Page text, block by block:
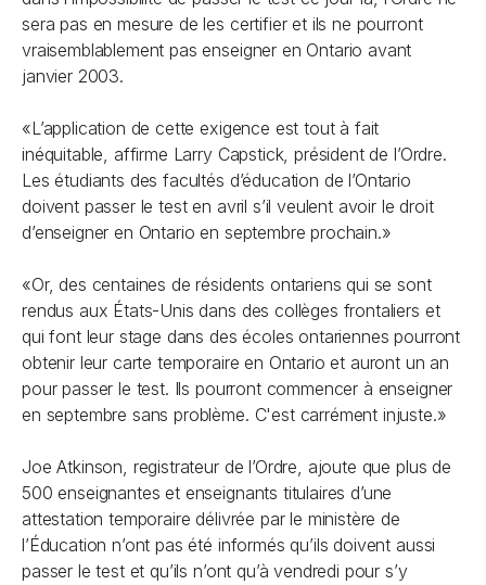
sera pas en mesure de les certifier et ils ne pourront
vraisemblablement pas enseigner en Ontario avant
janvier 2003.
«L’application de cette exigence est tout à fait
inéquitable, affirme Larry Capstick, président de l’Ordre.
Les étudiants des facultés d’éducation de l’Ontario
doivent passer le test en avril s’il veulent avoir le droit
d’enseigner en Ontario en septembre prochain.»
«Or, des centaines de résidents ontariens qui se sont
rendus aux États-Unis dans des collèges frontaliers et
qui font leur stage dans des écoles ontariennes pourront
obtenir leur carte temporaire en Ontario et auront un an
pour passer le test. Ils pourront commencer à enseigner
en septembre sans problème. C'est carrément injuste.»
Joe Atkinson, registrateur de l’Ordre, ajoute que plus de
500 enseignantes et enseignants titulaires d’une
attestation temporaire délivrée par le ministère de
l’Éducation n’ont pas été informés qu’ils doivent aussi
passer le test et qu’ils n’ont qu’à vendredi pour s’y